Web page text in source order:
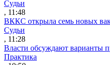
Судьи
, 11:48
ВККС открыла семь новых
Судьи
, 11:28
Власти обсуждают варианты
Практика